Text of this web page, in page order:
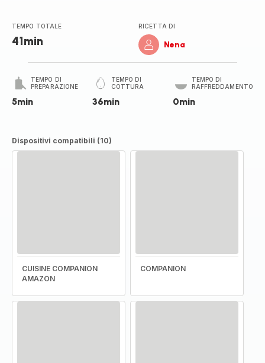
TEMPO TOTALE
41min
RICETTA DI
Nena
TEMPO DI
PREPARAZIONE
5min
TEMPO DI
COTTURA
36min
TEMPO DI
RAFFREDDAMENTO
0min
Dispositivi compatibili (10)
CUISINE COMPANION
AMAZON
COMPANION